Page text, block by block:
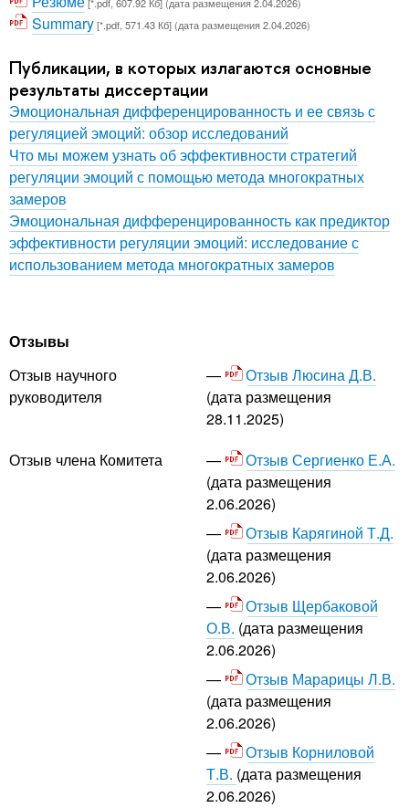
Summary[*.pdf, 571.43 Кб] (дата размещения 2.04.2026)
Публикации, в которых излагаются основные
результаты диссертации
Эмоциональная дифференцированность и ее связь с
регуляцией эмоций: обзор исследований
Что мы можем узнать об эффективности стратегий
регуляции эмоций с помощью метода многократных
замеров
Эмоциональная дифференцированность как предиктор
эффективности регуляции эмоций: исследование с
использованием метода многократных замеров
Отзывы
Отзыв научного
руководителя
Отзыв Люсина Д.В.
(дата размещения
28.11.2025)
Отзыв члена Комитета
Отзыв Сергиенко Е.А.
(дата размещения
2.06.2026)
Отзыв Карягиной Т.Д.
(дата размещения
2.06.2026)
Отзыв Щербаковой
О.В. (дата размещения
2.06.2026)
Отзыв Марарицы Л.В.
(дата размещения
2.06.2026)
Отзыв Корниловой
Т.В. (дата размещения
2.06.2026)